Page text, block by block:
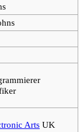
Arts UK